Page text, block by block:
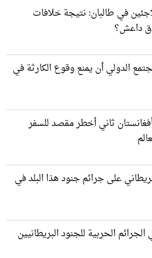
في طالبان: نتيجة خلافات
داعش؟
الدولي أن يمنع وقوع الكارثة في
ثاني أخطر مقصد للسفر
على جرائم جنود هذا البلد في
الحربیة للجنود البريطانيین